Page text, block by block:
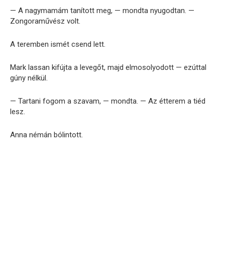
— A nagymamám tanított meg, — mondta nyugodtan. —
Zongoraművész volt.
A teremben ismét csend lett.
Mark lassan kifújta a levegőt, majd elmosolyodott — ezúttal
gúny nélkül.
— Tartani fogom a szavam, — mondta. — Az étterem a tiéd
lesz.
Anna némán bólintott.